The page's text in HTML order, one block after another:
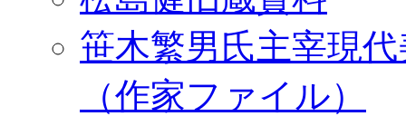
笹木繁男氏主宰現
（作家ファイル）